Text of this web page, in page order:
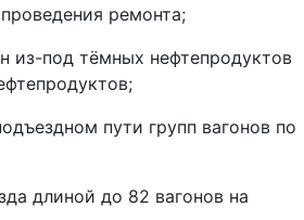
ремонта;
из-под тёмных нефтепродуктов
пути групп вагонов по
длиной до 82 вагонов на